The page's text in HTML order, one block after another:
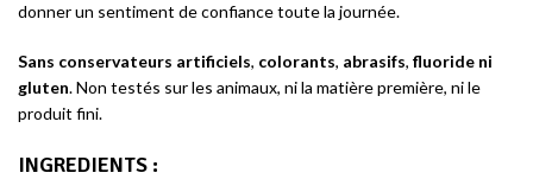
donner un sentiment de confiance toute la journée.
Sans conservateurs artificiels, colorants, abrasifs, fluoride ni
gluten. Non testés sur les animaux, ni la matière première, ni le
produit fini.
INGREDIENTS :